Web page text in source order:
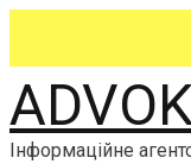
Інформаційне